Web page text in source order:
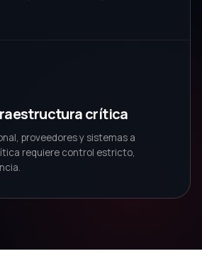
crítica
proveedores y sistemas a
requiere control estricto,